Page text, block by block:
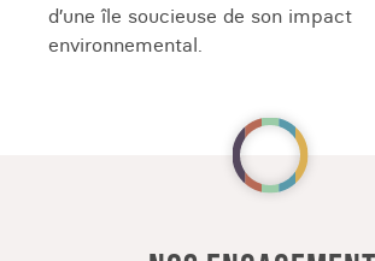
Partez pourun voyage de trois
de Cuba, à la découverte de ses
plantations de café, tout en
typique au bar de Maria. Découvrez
Vuelta Abajo, au cœur de l'une des
d’une île soucieuse de son impact
environnemental.